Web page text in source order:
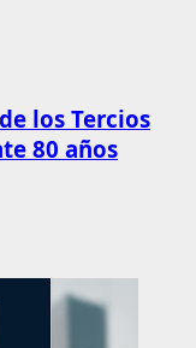
los Tercios
80 años